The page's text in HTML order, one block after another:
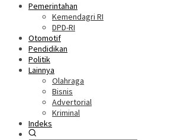
Pemerintahan
Kemendagri RI
DPD-RI
Otomotif
Pendidikan
Politik
Lainnya
Olahraga
Bisnis
Advertorial
Kriminal
Indeks